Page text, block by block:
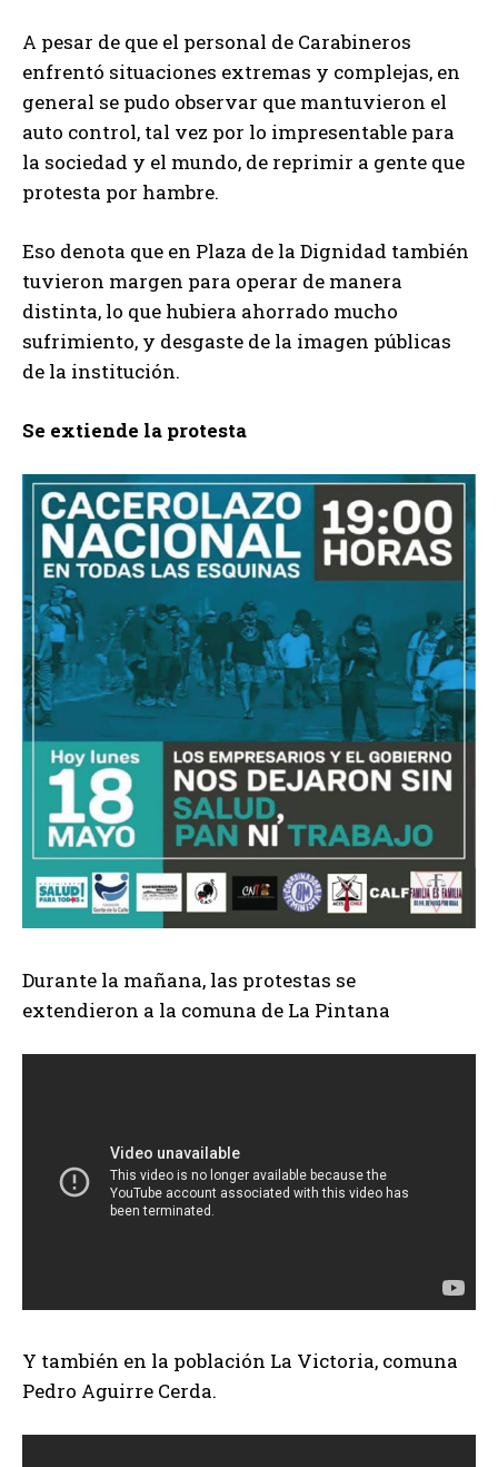
A pesar de que el personal de Carabineros
enfrentó situaciones extremas y complejas, en
general se pudo observar que mantuvieron el
auto control, tal vez por lo impresentable para
la sociedad y el mundo, de reprimir a gente que
protesta por hambre.
Eso denota que en Plaza de la Dignidad también
tuvieron margen para operar de manera
distinta, lo que hubiera ahorrado mucho
sufrimiento, y desgaste de la imagen públicas
de la institución.
Se extiende la protesta
Durante la mañana, las protestas se
extendieron a la comuna de La Pintana
Y también en la población La Victoria, comuna
Pedro Aguirre Cerda.